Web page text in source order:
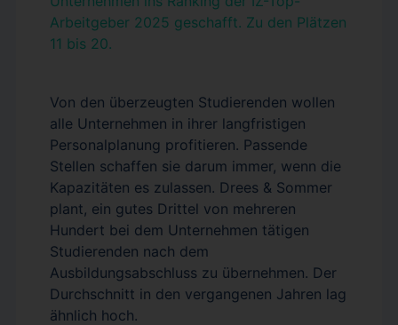
Arbeitgeber 2025 geschafft. Zu den Plätzen
11 bis 20.
Von den überzeugten Studierenden wollen
alle Unternehmen in ihrer langfristigen
Personalplanung profitieren. Passende
Stellen schaffen sie darum immer, wenn die
Kapazitäten es zulassen. Drees & Sommer
plant, ein gutes Drittel von mehreren
Hundert bei dem Unternehmen tätigen
Studierenden nach dem
Ausbildungsabschluss zu übernehmen. Der
Durchschnitt in den vergangenen Jahren lag
ähnlich hoch.